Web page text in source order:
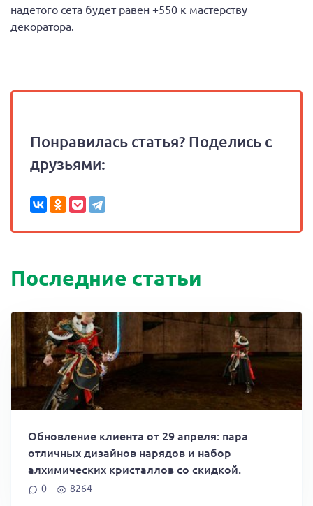
надетого сета будет равен +550 к мастерству
декоратора.
Понравилась статья? Поделись с
друзьями:
Последние статьи
Обновление клиента от 29 апреля: пара
отличных дизайнов нарядов и набор
алхимических кристаллов со скидкой.
0 8264